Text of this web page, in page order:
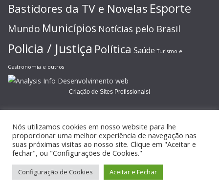
Bastidores da TV e Novelas Esporte
Mundo Municípios Notícias pelo Brasil
Policia / Justiça Política Saúde Turismo e
Gastronomia e outros
Criação de Sites Profissionais!
Copyright © 2026JORNAL GAZETA ONLINE
reservados.
Tema:ColorMagpor ThemeGrill. Powered by
Nós utilizamos cookies em nosso website para lhe
proporcionar uma melhor experiência de navegação nas
suas próximas visitas ao nosso site. Clique em "Aceitar e
fechar", ou "Configurações de Cookies."
Configuração de Cookies Aceitar e Fechar